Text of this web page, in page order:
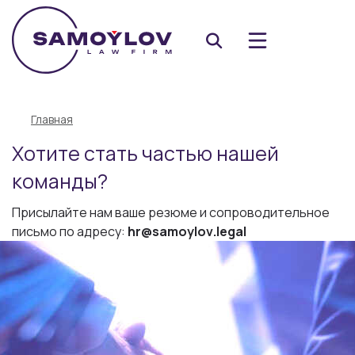
Главная
Хотите стать частью нашей
команды?
Присылайте нам ваше резюме и сопроводительное
письмо по адресу: hr@samoylov.legal